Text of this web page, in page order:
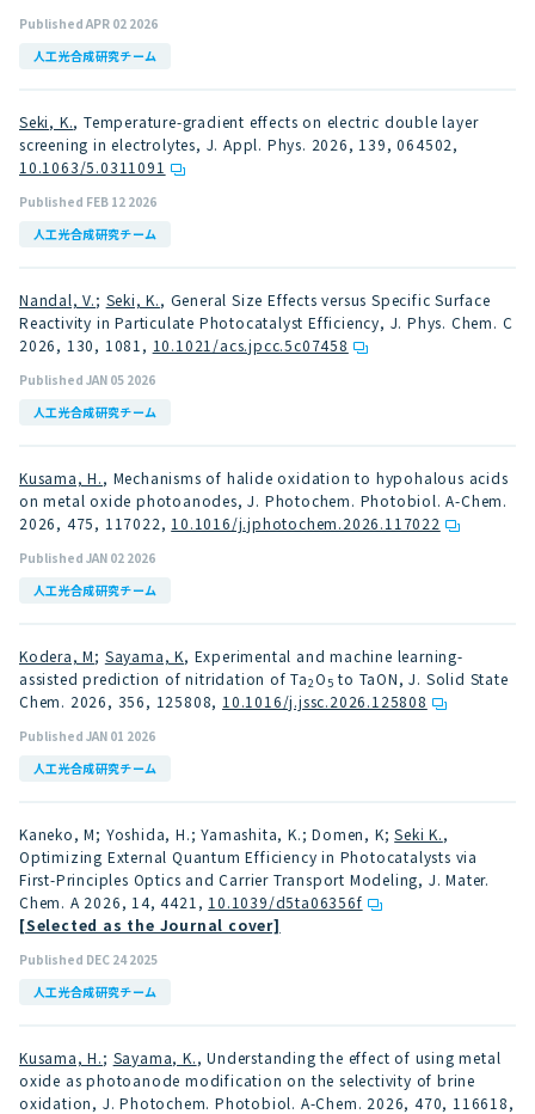
Published APR 02 2026
人工光合成研究チーム
Seki, K., Temperature-gradient effects on electric double layer
screening in electrolytes, J. Appl. Phys. 2026, 139, 064502,
10.1063/5.0311091
Published FEB 12 2026
人工光合成研究チーム
Nandal, V.; Seki, K., General Size Effects versus Specific Surface
Reactivity in Particulate Photocatalyst Efficiency, J. Phys. Chem. C
2026, 130, 1081 , 10.1021/acs.jpcc.5c07458
Published JAN 05 2026
人工光合成研究チーム
Kusama, H., Mechanisms of halide oxidation to hypohalous acids
on metal oxide photoanodes, J. Photochem. Photobiol. A-Chem.
2026, 475, 117022, 10.1016/j.jphotochem.2026.117022
Published JAN 02 2026
人工光合成研究チーム
Kodera, M; Sayama, K, Experimental and machine learning-
assisted prediction of nitridation of Ta2O5 to TaON, J. Solid State
Chem. 2026, 356, 125808, 10.1016/j.jssc.2026.125808
Published JAN 01 2026
人工光合成研究チーム
Kaneko, M; Yoshida, H.; Yamashita, K.; Domen, K;Seki K.,
Optimizing External Quantum Efficiency in Photocatalysts via
First-Principles Optics and Carrier Transport Modeling, J. Mater.
Chem. A 2026, 14, 4421 , 10.1039/d5ta06356f
[Selected as the Journal cover]
Published DEC 24 2025
人工光合成研究チーム
Kusama, H.; Sayama, K., Understanding the effect of using metal
oxide as photoanode modification on the selectivity of brine
oxidation, J. Photochem. Photobiol. A-Chem. 2026, 470, 116618,